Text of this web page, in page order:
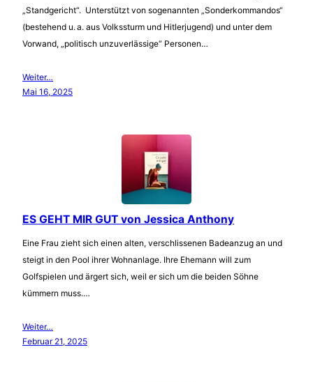
„Standgericht“. Unterstützt von sogenannten „Sonderkommandos“
(bestehend u. a. aus Volkssturm und Hitlerjugend) und unter dem
Vorwand, „politisch unzuverlässige“ Personen…
Weiter…
Mai 16, 2025
ES GEHT MIR GUT von Jessica Anthony
Eine Frau zieht sich einen alten, verschlissenen Badeanzug an und
steigt in den Pool ihrer Wohnanlage. Ihre Ehemann will zum
Golfspielen und ärgert sich, weil er sich um die beiden Söhne
kümmern muss.…
Weiter…
Februar 21, 2025